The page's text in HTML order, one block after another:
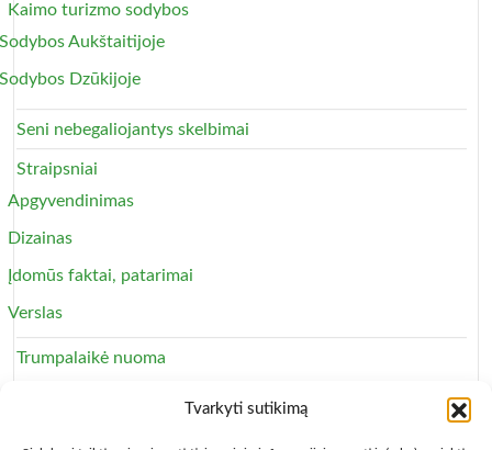
Tvarkyti sutikimą
Kaimo turizmo sodybos
Sodybos Aukštaitijoje
Sodybos Dzūkijoje
Seni nebegaliojantys skelbimai
Straipsniai
Apgyvendinimas
Dizainas
Įdomūs faktai, patarimai
Verslas
Trumpalaikė nuoma